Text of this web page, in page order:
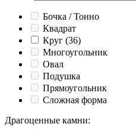
Бочка / Тонно
Квадрат
Круг (36)
Многоугольник
Овал
Подушка
Прямоугольник
Сложная форма
Драгоценные камни: